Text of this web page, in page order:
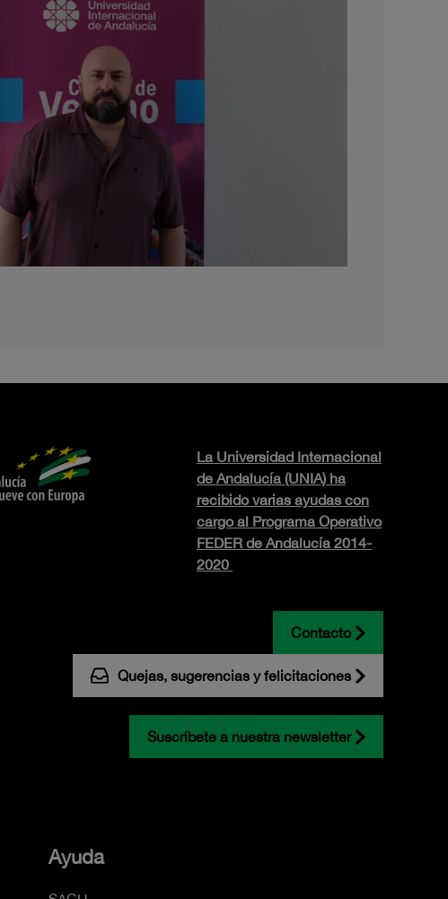
La Universidad Internacional
de Andalucía (UNIA) ha
recibido varias ayudas con
cargo al Programa Operativo
FEDER de Andalucía 2014-
2020
Contacto
Quejas, sugerencias y felicitaciones
Suscríbete a nuestra newsletter
Ayuda